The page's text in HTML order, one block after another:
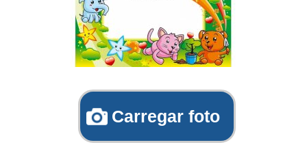
Carregar foto